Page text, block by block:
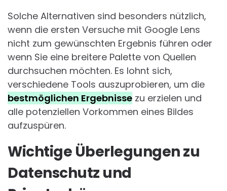
Solche Alternativen sind besonders nützlich,
wenn die ersten Versuche mit Google Lens
nicht zum gewünschten Ergebnis führen oder
wenn Sie eine breitere Palette von Quellen
durchsuchen möchten. Es lohnt sich,
verschiedene Tools auszuprobieren, um die
bestmöglichen Ergebnisse zu erzielen und
alle potenziellen Vorkommen eines Bildes
aufzuspüren.
Wichtige Überlegungen zu
Datenschutz und